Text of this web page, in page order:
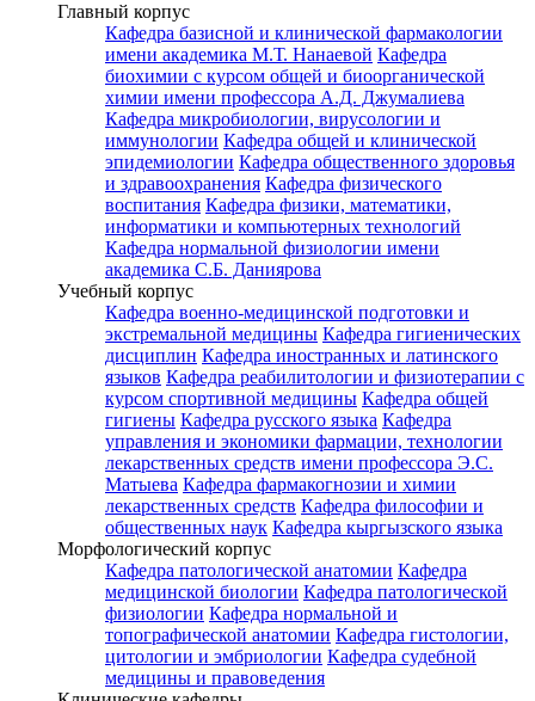
Главный корпус
Кафедра базисной и клинической фармакологии
имени академика М.Т. Нанаевой Кафедра
биохимии с курсом общей и биоорганической
химии имени профессора А.Д. Джумалиева
Кафедра микробиологии, вирусологии и
иммунологии Кафедра общей и клинической
эпидемиологии Кафедра общественного здоровья
и здравоохранения Кафедра физического
воспитания Кафедра физики, математики,
информатики и компьютерных технологий
Кафедра нормальной физиологии имени
академика С.Б. Даниярова
Учебный корпус
Кафедра военно-медицинской подготовки и
экстремальной медицины Кафедра гигиенических
дисциплин Кафедра иностранных и латинского
языков Кафедра реабилитологии и физиотерапии с
курсом спортивной медицины Кафедра общей
гигиены Кафедра русского языка Кафедра
управления и экономики фармации, технологии
лекарственных средств имени профессора Э.С.
Матыева Кафедра фармакогнозии и химии
лекарственных средств Кафедра философии и
общественных наук Кафедра кыргызского языка
Морфологический корпус
Кафедра патологической анатомии Кафедра
медицинской биологии Кафедра патологической
физиологии Кафедра нормальной и
топографической анатомии Кафедра гистологии,
цитологии и эмбриологии Кафедра судебной
медицины и правоведения